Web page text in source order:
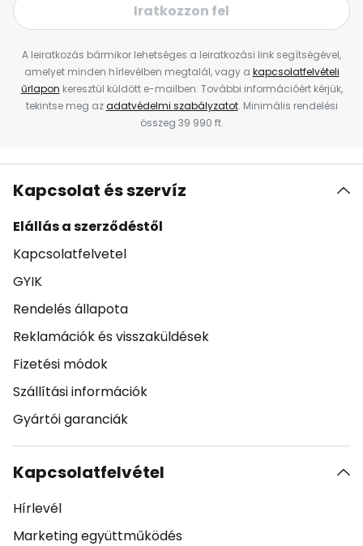
Iratkozzon fel
A leiratkozás bármikor lehetséges a leiratkozási link segítségével,
amelyet minden hírlevélben megtalál, vagy a kapcsolatfelvételi
űrlapon keresztül küldött e-mailben. További információért kérjük,
tekintse meg azadatvédelmi szabályzatot. Minimális rendelési
összeg 39 990 ft.
Kapcsolat és szervíz
Elállás a szerződéstől
Kapcsolatfelvetel
GYIK
Rendelés állapota
Reklamációk és visszaküldések
Fizetési módok
Szállítási információk
Gyártói garanciák
Kapcsolatfelvétel
Hírlevél
Marketing együttműködés